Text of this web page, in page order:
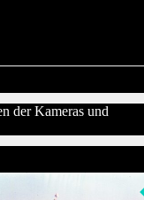
der Kameras und